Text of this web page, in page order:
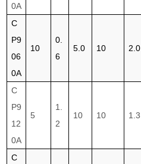
0A
C
P9
06
0A
10
0.
6
5.0 10 2.0
C
P9
12
0A
5
1.
2
10 10 1.3
C